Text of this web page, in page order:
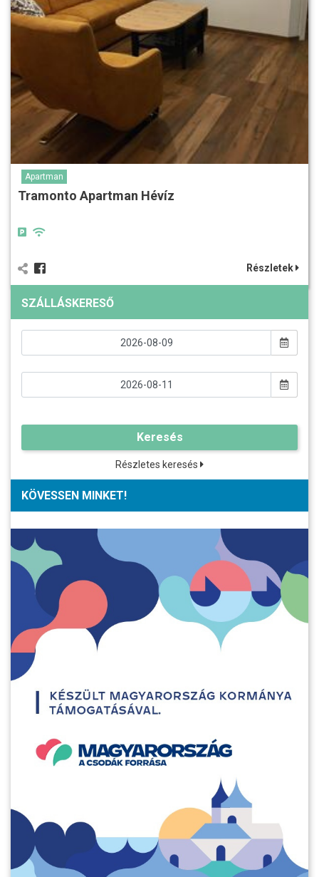
Apartman
Tramonto Apartman Hévíz
Részletek
SZÁLLÁSKERESŐ
Keresés
Részletes keresés
KÖVESSEN MINKET!